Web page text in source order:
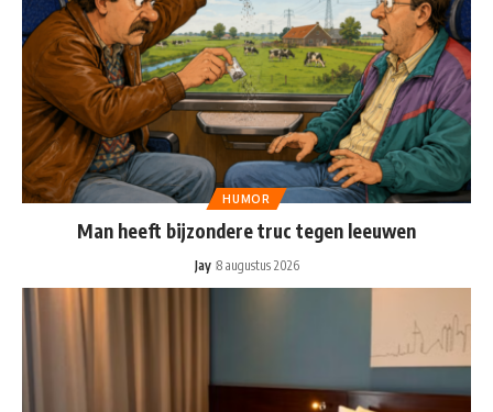
HUMOR
Man heeft bijzondere truc tegen leeuwen
Jay 8 augustus 2026